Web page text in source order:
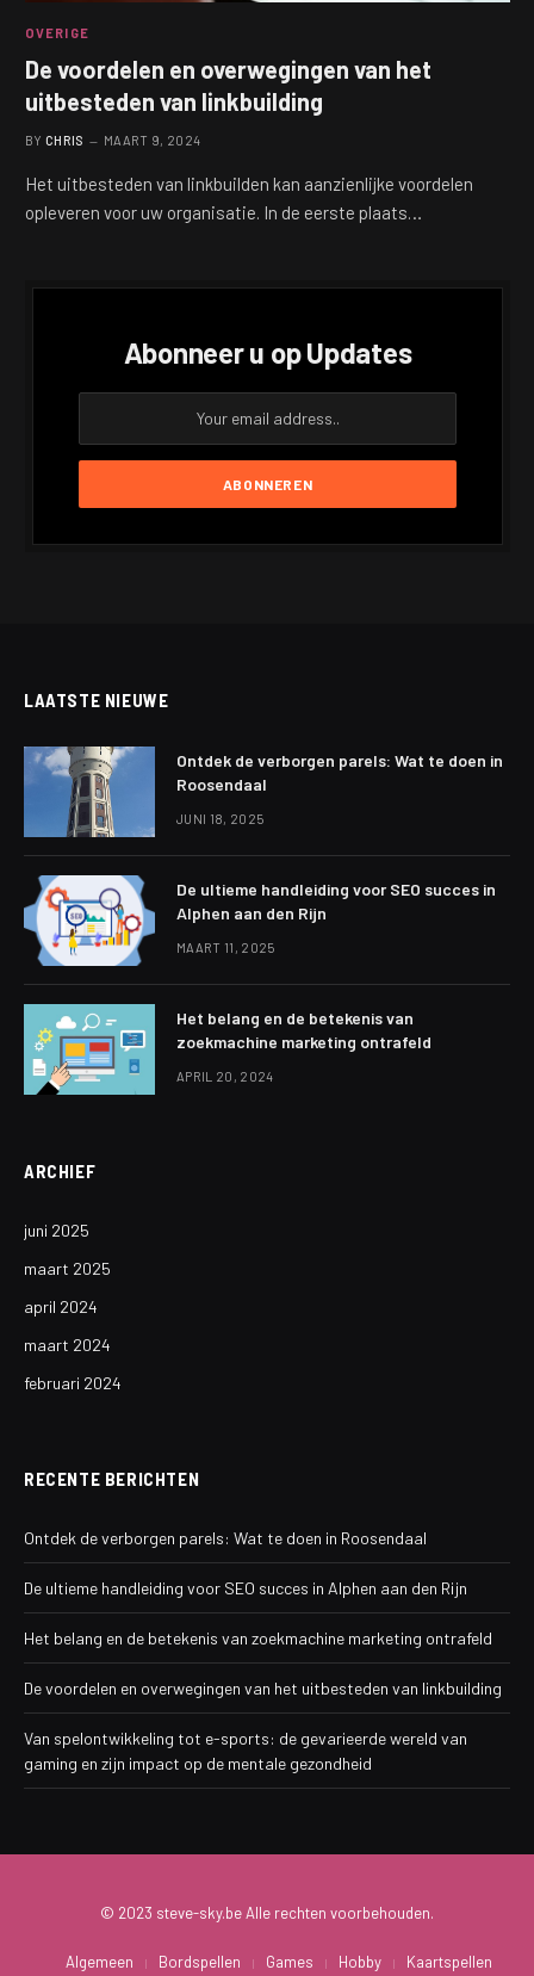
OVERIGE
De voordelen en overwegingen van het
uitbesteden van linkbuilding
BY CHRIS MAART 9, 2024
Het uitbesteden van linkbuilden kan aanzienlijke voordelen
opleveren voor uw organisatie. In de eerste plaats…
Abonneer u op Updates
LAATSTE NIEUWE
Ontdek de verborgen parels: Wat te doen in
Roosendaal
JUNI 18, 2025
De ultieme handleiding voor SEO succes in
Alphen aan den Rijn
MAART 11, 2025
Het belang en de betekenis van
zoekmachine marketing ontrafeld
APRIL 20, 2024
ARCHIEF
juni 2025
maart 2025
april 2024
maart 2024
februari 2024
RECENTE BERICHTEN
Ontdek de verborgen parels: Wat te doen in Roosendaal
De ultieme handleiding voor SEO succes in Alphen aan den Rijn
Het belang en de betekenis van zoekmachine marketing ontrafeld
De voordelen en overwegingen van het uitbesteden van linkbuilding
Van spelontwikkeling tot e-sports: de gevarieerde wereld van
gaming en zijn impact op de mentale gezondheid
© 2023 steve-sky.be Alle rechten voorbehouden.
Algemeen Bordspellen Games Hobby Kaartspellen